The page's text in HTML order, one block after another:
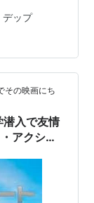
と！犯罪
れた二人
いるスク
ェンコはオ
プに分類…
デップ
その映画にち
入で友情
アクショ